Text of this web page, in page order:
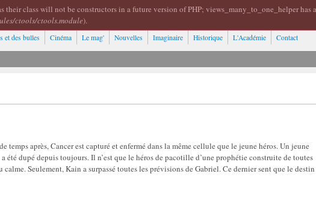
their class will not be constructors in a future version of PHP; views_many_to_one_helper has
ctools/ctools.module).
et des bulles Cinéma Le mag' Nouvelles Imaginaire Historique L'Académie Contact
temps après, Cancer est capturé et enfermé dans la même cellule que le jeune héros. Un jeune
été dupé depuis toujours. Il n’est que le héros de pacotille d’une prophétie construite de toutes
Seulement, Kain a surpassé toutes les prévisions de Gabriel. Ce dernier sent que le destin